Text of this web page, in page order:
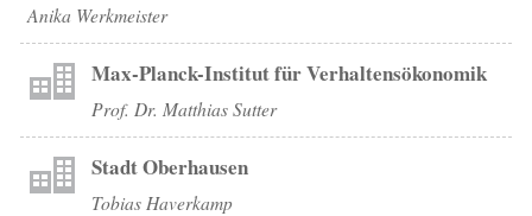
Anika Werkmeister
Max-Planck-Institut für Verhaltensökonomik
Prof. Dr. Matthias Sutter
Stadt Oberhausen
Tobias Haverkamp